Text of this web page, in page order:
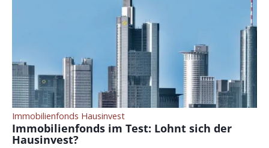
Immobilienfonds Hausinvest
Immobilienfonds im Test: Lohnt sich der
Hausinvest?